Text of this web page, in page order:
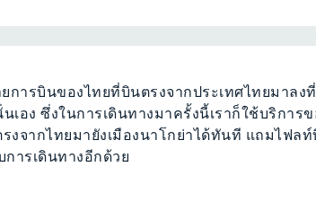
การบินของไทยที่บินตรงจากประเทศไทยมาลง
เอง ซึ่งในการเดินทางมาครั้งนี้เราก็ใช้บริการ
งจากไทยมายังเมืองนาโกย่าได้ทันที แถมไฟล
การเดินทางอีกด้วย